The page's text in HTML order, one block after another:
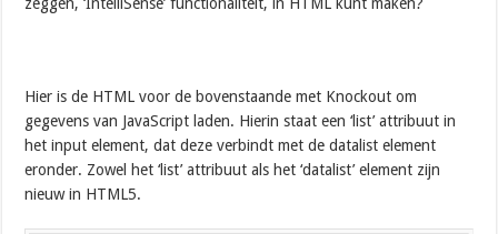
Hier is de HTML voor de bovenstaande met Knockout om
gegevens van JavaScript laden. Hierin staat een ‘list’ attribuut in
het input element, dat deze verbindt met de datalist element
eronder. Zowel het ‘list’ attribuut als het ‘datalist’ element zijn
nieuw in HTML5.